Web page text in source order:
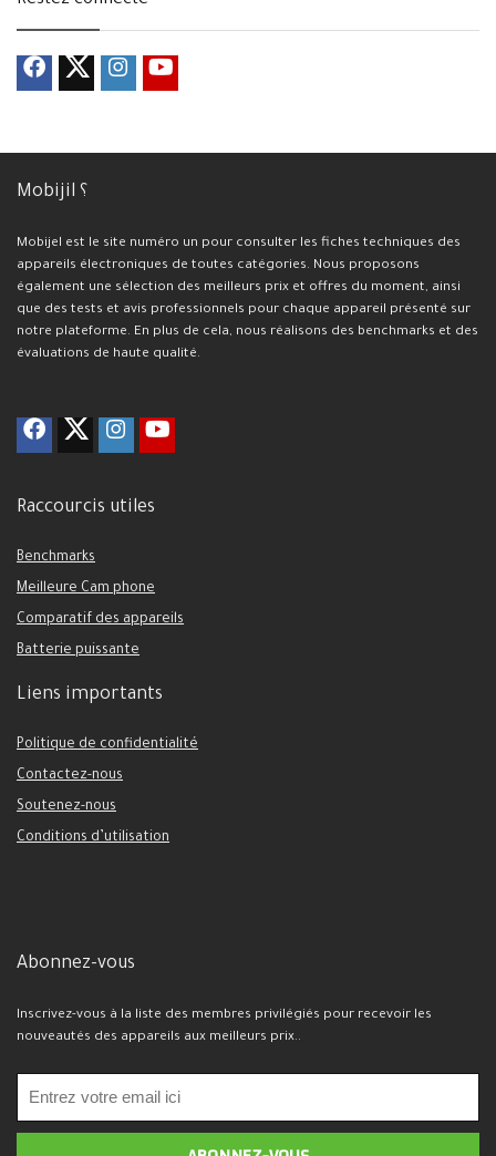
Mobijil ؟
Mobijel est le site numéro un pour consulter les fiches techniques des
appareils électroniques de toutes catégories. Nous proposons
également une sélection des meilleurs prix et offres du moment, ainsi
que des tests et avis professionnels pour chaque appareil présenté sur
notre plateforme. En plus de cela, nous réalisons des benchmarks et des
évaluations de haute qualité.
Raccourcis utiles
Benchmarks
Meilleure Cam phone
Comparatif des appareils
Batterie puissante
Liens importants
Politique de confidentialité
Contactez-nous
Soutenez-nous
Conditions d’utilisation
Abonnez-vous
Inscrivez-vous à la liste des membres privilégiés pour recevoir les
nouveautés des appareils aux meilleurs prix..